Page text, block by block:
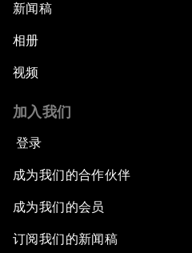
新闻稿
相册
视频
加入我们
登录
成为我们的合作伙伴
成为我们的会员
订阅我们的新闻稿